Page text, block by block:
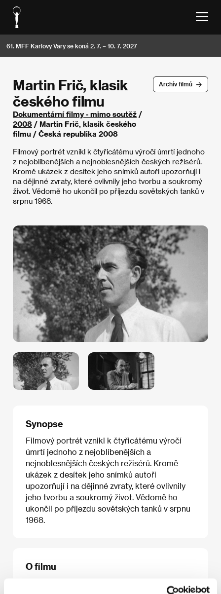
61. MFF Karlovy Vary se koná 2. 7. – 10. 7. 2027
Archív filmů
Martin Frič, klasik
českého filmu
Dokumentární filmy - mimo soutěž /
2008 / Martin Frič, klasik českého
filmu / Česká republika 2008
Filmový portrét vznikl k čtyřicátému výročí úmrtí jednoho
z nejoblíbenějších a nejnoblesnějších českých režisérů.
Kromě ukázek z desítek jeho snímků autoři upozorňují i
na dějinné zvraty, které ovlivnily jeho tvorbu a soukromý
život. Vědomě ho ukončil po příjezdu sovětských tanků v
srpnu 1968.
Synopse
Filmový portrét vznikl k čtyřicátému výročí
úmrtí jednoho z nejoblíbenějších a
nejnoblesnějších českých režisérů. Kromě
ukázek z desítek jeho snímků autoři
upozorňují i na dějinné zvraty, které ovlivnily
jeho tvorbu a soukromý život. Vědomě ho
ukončil po příjezdu sovětských tanků v srpnu
1968.
O filmu